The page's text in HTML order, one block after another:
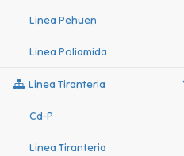
Linea Pehuen
Linea Poliamida
Linea Tiranteria
Cd-P
Linea Tiranteria